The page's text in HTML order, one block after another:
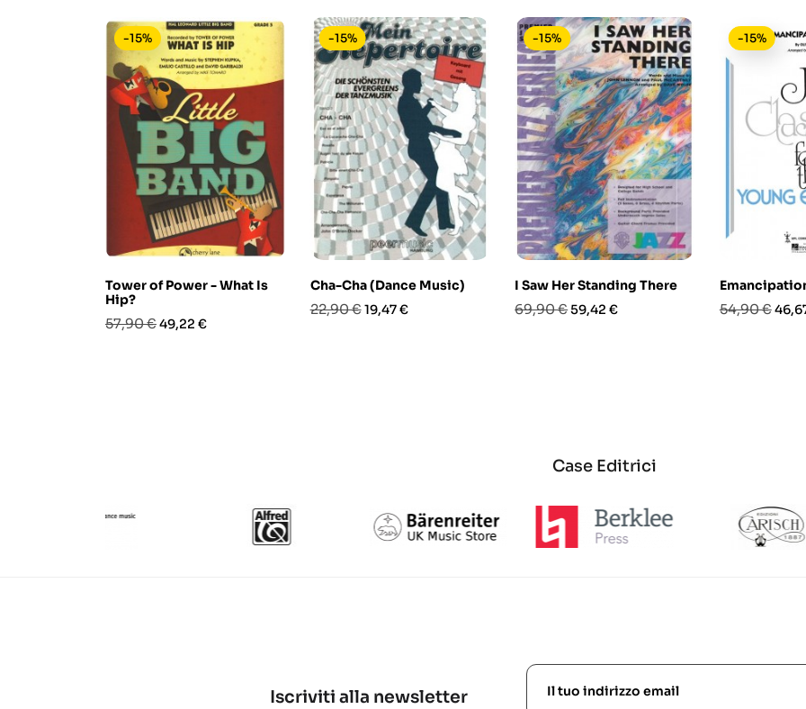
Tower of Power - What Is
Hip?
Prezzo
57,90 €Prezzo
49,22 €
-15%
Cha-Cha (Dance Music)
Prezzo
22,90 €Prezzo
19,47 €
-15%
I Saw Her Standing There
Prezzo
69,90 €Prezzo
59,42 €
-15%
Prezzo
54,90 €
-15%
Case Editrici
Iscriviti alla newsletter